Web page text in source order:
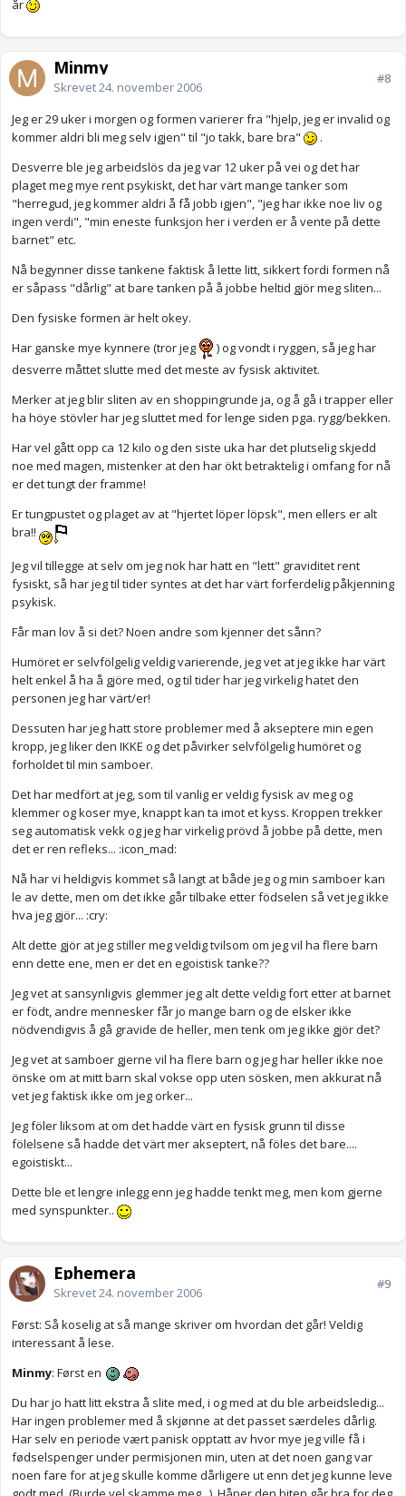
år
Minmy
Skrevet24. november 2006
#8
Jeg er 29 uker i morgen og formen varierer fra "hjelp, jeg er invalid og
kommer aldri bli meg selv igjen" til "jo takk, bare bra"
.
Desverre ble jeg arbeidslös da jeg var 12 uker på vei og det har
plaget meg mye rent psykiskt, det har värt mange tanker som
"herregud, jeg kommer aldri å få jobb igjen", "jeg har ikke noe liv og
ingen verdi", "min eneste funksjon her i verden er å vente på dette
barnet" etc.
Nå begynner disse tankene faktisk å lette litt, sikkert fordi formen nå
er såpass "dårlig" at bare tanken på å jobbe heltid gjör meg sliten...
Den fysiske formen är helt okey.
Har ganske mye kynnere (tror jeg
) og vondt i ryggen, så jeg har
desverre måttet slutte med det meste av fysisk aktivitet.
Merker at jeg blir sliten av en shoppingrunde ja, og å gå i trapper eller
ha höye stövler har jeg sluttet med for lenge siden pga. rygg/bekken.
Har vel gått opp ca 12 kilo og den siste uka har det plutselig skjedd
noe med magen, mistenker at den har ökt betraktelig i omfang for nå
er det tungt der framme!
Er tungpustet og plaget av at "hjertet löper löpsk", men ellers er alt
bra!!
Jeg vil tillegge at selv om jeg nok har hatt en "lett" graviditet rent
fysiskt, så har jeg til tider syntes at det har värt forferdelig påkjenning
psykisk.
Får man lov å si det? Noen andre som kjenner det sånn?
Humöret er selvfölgelig veldig varierende, jeg vet at jeg ikke har värt
helt enkel å ha å gjöre med, og til tider har jeg virkelig hatet den
personen jeg har värt/er!
Dessuten har jeg hatt store problemer med å akseptere min egen
kropp, jeg liker den IKKE og det påvirker selvfölgelig humöret og
forholdet til min samboer.
Det har medfört at jeg, som til vanlig er veldig fysisk av meg og
klemmer og koser mye, knappt kan ta imot et kyss. Kroppen trekker
seg automatisk vekk og jeg har virkelig prövd å jobbe på dette, men
det er ren refleks... :icon_mad:
Nå har vi heldigvis kommet så langt at både jeg og min samboer kan
le av dette, men om det ikke går tilbake etter födselen så vet jeg ikke
hva jeg gjör... :cry:
Alt dette gjör at jeg stiller meg veldig tvilsom om jeg vil ha flere barn
enn dette ene, men er det en egoistisk tanke??
Jeg vet at sansynligvis glemmer jeg alt dette veldig fort etter at barnet
er födt, andre mennesker får jo mange barn og de elsker ikke
nödvendigvis å gå gravide de heller, men tenk om jeg ikke gjör det?
Jeg vet at samboer gjerne vil ha flere barn og jeg har heller ikke noe
önske om at mitt barn skal vokse opp uten sösken, men akkurat nå
vet jeg faktisk ikke om jeg orker...
Jeg föler liksom at om det hadde värt en fysisk grunn til disse
fölelsene så hadde det värt mer akseptert, nå föles det bare....
egoistiskt...
Dette ble et lengre inlegg enn jeg hadde tenkt meg, men kom gjerne
med synspunkter..
Ephemera
Skrevet24. november 2006
#9
Først: Så koselig at så mange skriver om hvordan det går! Veldig
interessant å lese.
Minmy: Først en
Du har jo hatt litt ekstra å slite med, i og med at du ble arbeidsledig...
Har ingen problemer med å skjønne at det passet særdeles dårlig.
Har selv en periode vært panisk opptatt av hvor mye jeg ville få i
fødselspenger under permisjonen min, uten at det noen gang var
noen fare for at jeg skulle komme dårligere ut enn det jeg kunne leve